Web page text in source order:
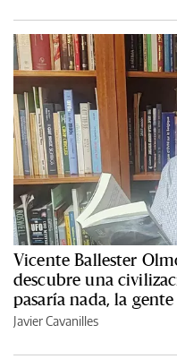
Vicente Ballester
descubre una
pasaría nada, la
Javier Cavanilles